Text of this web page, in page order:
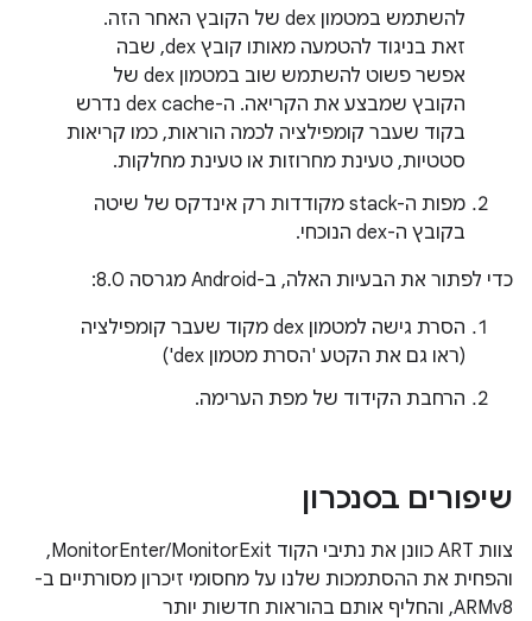
להשתמש במטמון dex של הקובץ האחר הזה.
זאת בניגוד להטמעה מאותו קובץ dex, שבה
אפשר פשוט להשתמש שוב במטמון dex של
הקובץ שמבצע את הקריאה. ה-dex cache נדרש
בקוד שעבר קומפילציה לכמה הוראות, כמו קריאות
סטטיות, טעינת מחרוזות או טעינת מחלקות.
מפות ה-stack מקודדות רק אינדקס של שיטה
בקובץ ה-dex הנוכחי.
כדי לפתור את הבעיות האלה, ב-Android מגרסה 8.0:
הסרת גישה למטמון dex מקוד שעבר קומפילציה
(ראו גם את הקטע 'הסרת מטמון dex')
הרחבת הקידוד של מפת הערימה.
שיפורים בסנכרון
צוות ART כוונן את נתיבי הקוד MonitorEnter/MonitorExit,
והפחית את ההסתמכות שלנו על מחסומי זיכרון מסורתיים ב-
ARMv8, והחליף אותם בהוראות חדשות יותר